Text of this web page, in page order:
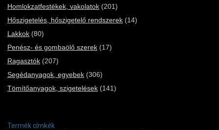
Homlokzatfestékek, vakolatok (201)
Hőszigetelés, hőszigetelő rendszerek (14)
Lakkok (80)
Penész- és gombaölő szerek (17)
Ragasztók (207)
Segédanyagok, egyebek (306)
Tömítőanyagok, szigetelések (141)
Termék címkék